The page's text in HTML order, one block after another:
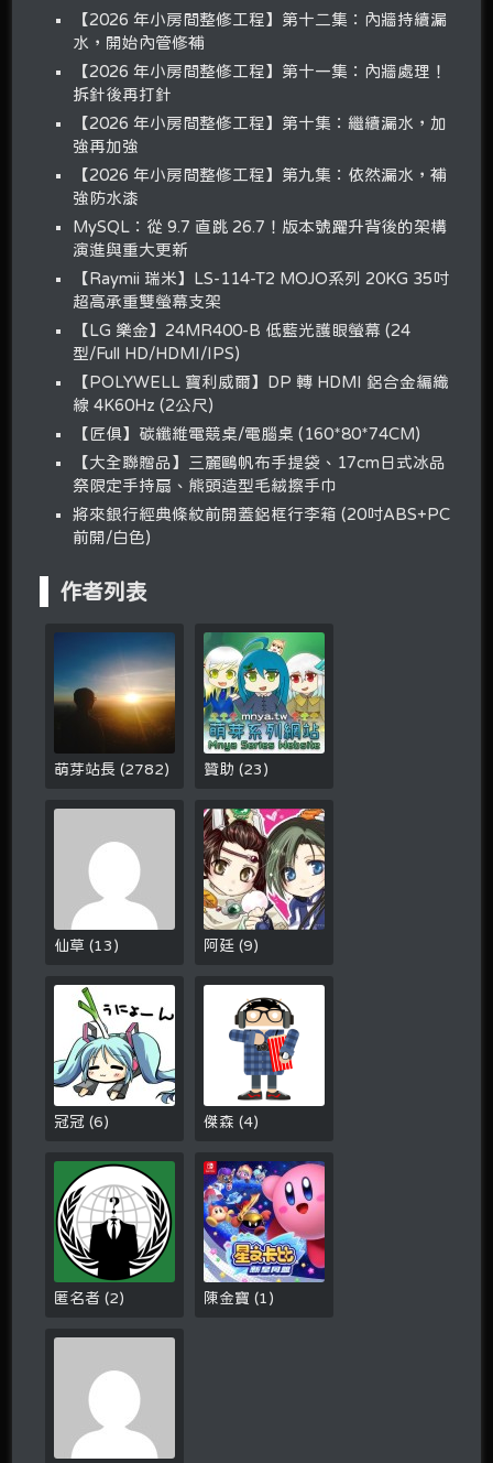
【2026 年小房間整修工程】第十二集：內牆持續漏
水，開始內管修補
【2026 年小房間整修工程】第十一集：內牆處理！
拆針後再打針
【2026 年小房間整修工程】第十集：繼續漏水，加
強再加強
【2026 年小房間整修工程】第九集：依然漏水，補
強防水漆
MySQL：從 9.7 直跳 26.7！版本號躍升背後的架構
演進與重大更新
【Raymii 瑞米】LS-114-T2 MOJO系列 20KG 35吋
超高承重雙螢幕支架
【LG 樂金】24MR400-B 低藍光護眼螢幕 (24
型/Full HD/HDMI/IPS)
【POLYWELL 寶利威爾】DP 轉 HDMI 鋁合金編織
線 4K60Hz (2公尺)
【匠俱】碳纖維電競桌/電腦桌 (160*80*74CM)
【大全聯贈品】三麗鷗帆布手提袋、17cm日式冰品
祭限定手持扇、熊頭造型毛絨擦手巾
將來銀行經典條紋前開蓋鋁框行李箱 (20吋ABS+PC
前開/白色)
作者列表
萌芽站長(2782) 贊助(23 )
仙草(13 ) 阿廷(9)
冠冠(6) 傑森(4)
匿名者(2) 陳金寶(1 )